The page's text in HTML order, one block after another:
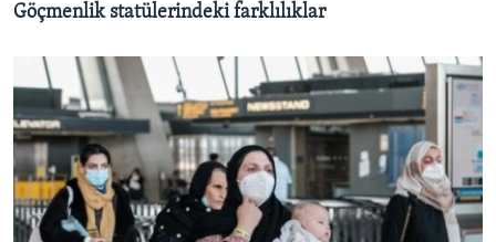
Göçmenlik statülerindeki farklılıklar